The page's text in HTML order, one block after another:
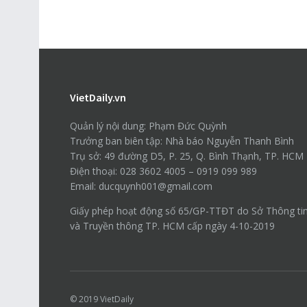
VietDaily.vn
Quản lý nội dung: Phạm Đức Quỳnh
Trưởng ban biên tập: Nhà báo Nguyễn Thanh Bình
Trụ sở: 49 đường D5, P. 25, Q. Bình Thạnh, TP. HCM
Điện thoại: 028 3602 4005 – 0919 099 989
Email: ducquynh001@gmail.com
Giấy phép hoạt động số 65/GP-TTĐT do Sở Thông
và Truyền thông TP. HCM cấp ngày 4-10-2019
© 2019VietDaily